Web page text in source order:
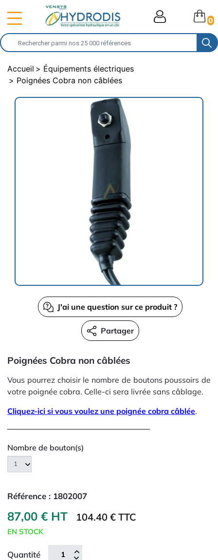
0
Accueil
Équipements électriques
Poignées Cobra non câblées
J'ai une question sur ce produit ?
Partager
Poignées Cobra non câblées
Vous pourrez choisir le nombre de boutons poussoirs de
votre poignée cobra. Celle-ci sera livrée sans câblage.
Cliquez-ici si vous voulez une poignée cobra câblée.
Nombre de bouton(s)
Référence : 1802007
87,00 € HT 104.40 € TTC
EN STOCK
Quantité